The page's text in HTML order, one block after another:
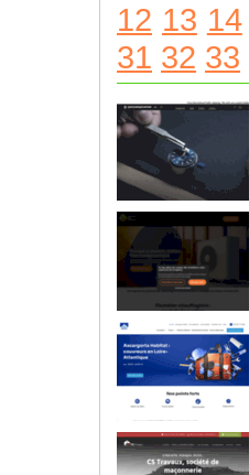
12 13 14
31 32 33